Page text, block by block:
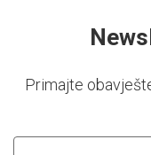
Primajte